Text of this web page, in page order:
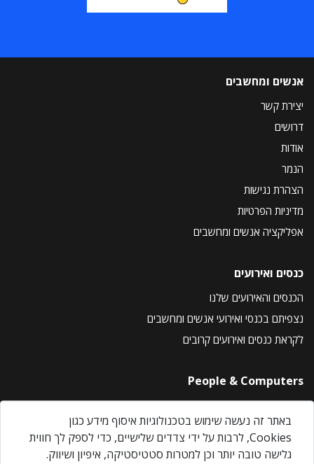
אנשים ומחשבים
יצירת קשר
דרושים
אודות
הנמר
הצהרת נגישות
מדיניות הפרטיות
אפליקציה אנשים ומחשבים
כנסים ואירועים
הכנסים והאירועים שלנו
נצפיתם בכנסי ואירועי אנשים ומחשבים
לקראת כנסים ואירועים קרובים
People & Computers
About Us
Privacy Policy
Contact Us
באתר זה נעשה שימוש בטכנולוגיות איסוף מידע כגון
Cookies, לרבות על ידי צדדים שלישיים, כדי לספק לך חווית
גלישה טובה יותר וכן למטרות סטטיסטיקה, איפיון ושיווק.